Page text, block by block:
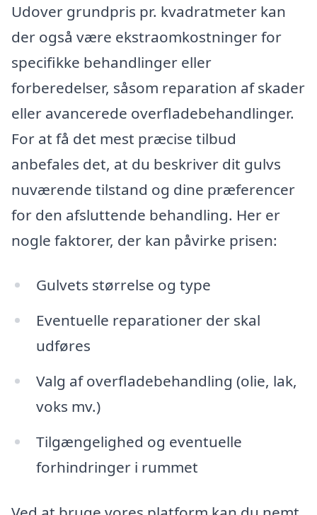
Udover grundpris pr. kvadratmeter kan
der også være ekstraomkostninger for
specifikke behandlinger eller
forberedelser, såsom reparation af skader
eller avancerede overfladebehandlinger.
For at få det mest præcise tilbud
anbefales det, at du beskriver dit gulvs
nuværende tilstand og dine præferencer
for den afsluttende behandling. Her er
nogle faktorer, der kan påvirke prisen:
Gulvets størrelse og type
Eventuelle reparationer der skal
udføres
Valg af overfladebehandling (olie, lak,
voks mv.)
Tilgængelighed og eventuelle
forhindringer i rummet